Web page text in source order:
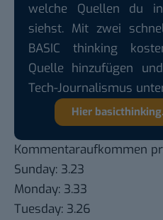
welche Quellen du
siehst. Mit zwei
BASIC thinking
Quelle hinzufügen
Tech-Journalismus
Hier
Kommentaraufkommen
Sunday: 3.23
Monday: 3.33
Tuesday: 3.26